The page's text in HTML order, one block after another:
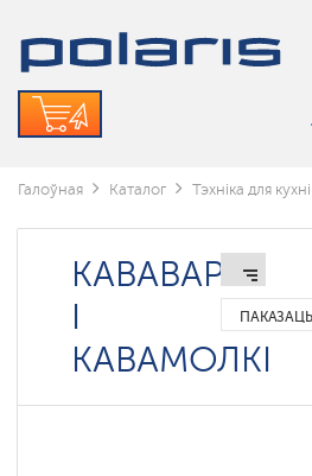
Галоўная Каталог Тэхніка для кухні
КАВАВАРКІ
І
КАВАМОЛКІ
Кофемашины
Кававаркі
Кавамолкі